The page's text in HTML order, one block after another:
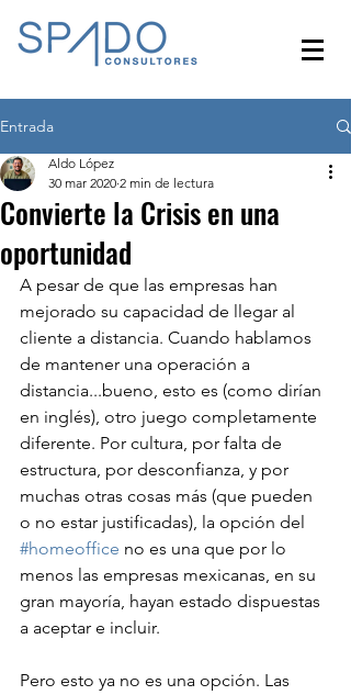
Entrada
Convierte la Crisis en una
oportunidad
Aldo López
30 mar 2020 2 min de lectura
A pesar de que las empresas han
mejorado su capacidad de llegar al
cliente a distancia. Cuando hablamos
de mantener una operación a
distancia...bueno, esto es (como dirían
en inglés), otro juego completamente
diferente. Por cultura, por falta de
estructura, por desconfianza, y por
muchas otras cosas más (que pueden
o no estar justificadas), la opción del
#homeoffice no es una que por lo
menos las empresas mexicanas, en su
gran mayoría, hayan estado dispuestas
a aceptar e incluir.
Pero esto ya no es una opción. Las